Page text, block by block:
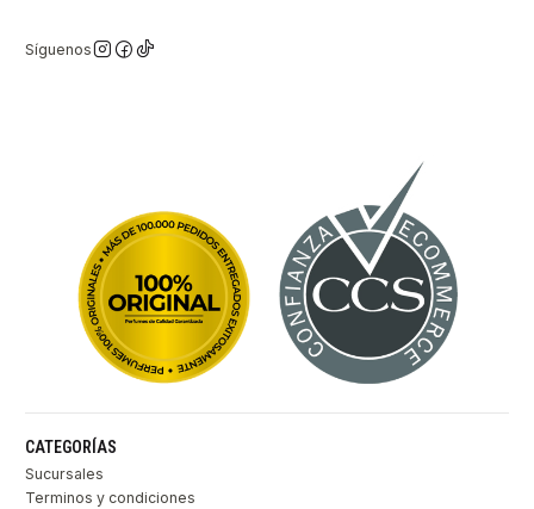
Síguenos
CATEGORÍAS
Sucursales
Terminos y condiciones